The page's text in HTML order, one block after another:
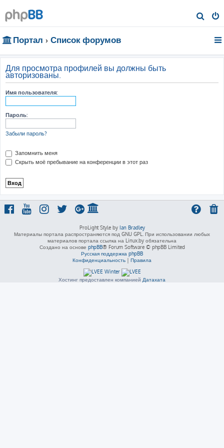
о
Портал Список форумов
Для просмотра профилей вы должны быть
авторизованы.
Имя пользователя:
Пароль:
Забыли пароль?
Запомнить меня
Скрыть моё пребывание на конференции в этот раз
ProLight Style by Ian Bradley
Материалы портала распространяются под GNU GPL. При использовании любых
материалов портала ссылка на Linux.by обязательна
Создано на основе phpBB® Forum Software © phpBB Limited
Русская поддержка phpBB
Конфиденциальность | Правила
Хостинг предоставлен компанией Датахата